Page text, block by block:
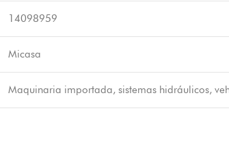
14098959
Micasa
Maquinaria importada, sistemas hidráulicos,